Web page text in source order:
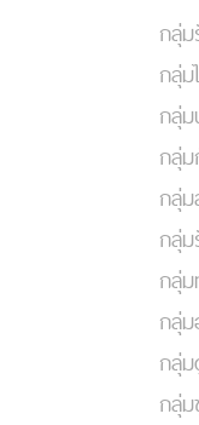
กลุ่
กลุ่ม
กลุ่
กลุ่
กลุ่
กลุ่
กลุ่
กลุ่ม
กลุ่
กลุ่